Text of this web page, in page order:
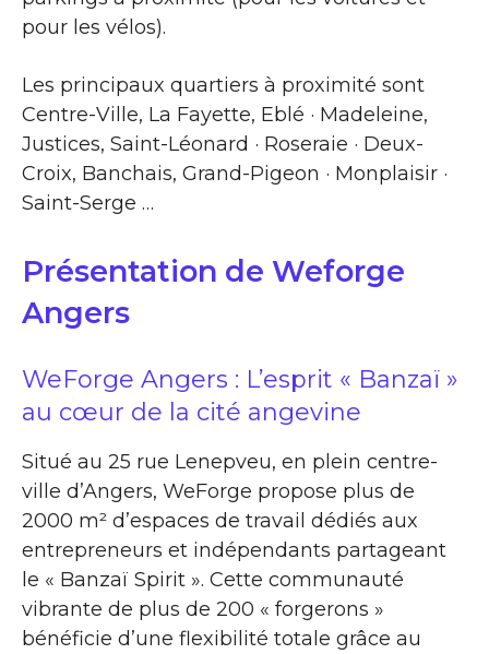
pour les vélos).
Les principaux quartiers à proximité sont
Centre-Ville, La Fayette, Eblé · Madeleine,
Justices, Saint-Léonard · Roseraie · Deux-
Croix, Banchais, Grand-Pigeon · Monplaisir ·
Saint-Serge …
Présentation de Weforge
Angers
WeForge Angers : L’esprit « Banzaï »
au cœur de la cité angevine
Situé au 25 rue Lenepveu, en plein centre-
ville d’Angers, WeForge propose plus de
2000 m² d’espaces de travail dédiés aux
entrepreneurs et indépendants partageant
le « Banzaï Spirit ». Cette communauté
vibrante de plus de 200 « forgerons »
bénéficie d’une flexibilité totale grâce au